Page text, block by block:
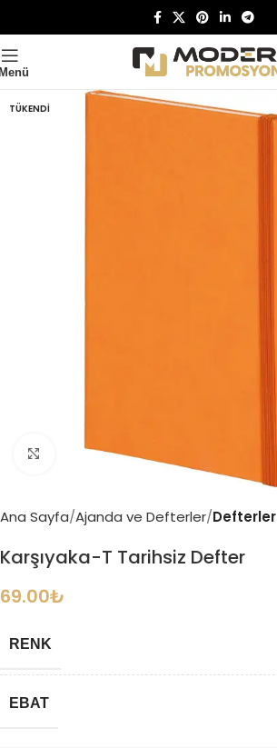
TÜKENDI
Büyütmek için tıklayın
Ana Sayfa Ajanda ve Defterler Defterler
Karşıyaka-T Tarihsiz Defter
69.00₺
RENK
EBAT